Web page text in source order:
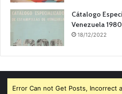
Cátalogo
Venezuela 1980
18/12/2022
Error Can not Get Posts, Incorrect